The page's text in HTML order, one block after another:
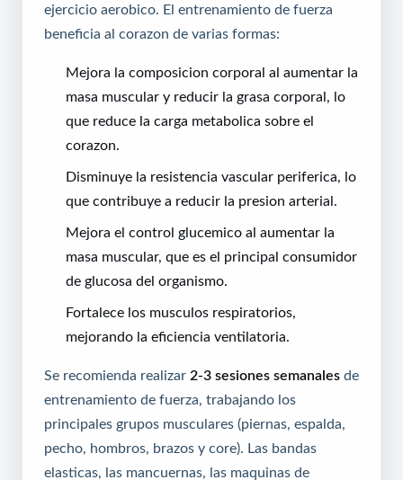
ejercicio aerobico. El entrenamiento de fuerza
beneficia al corazon de varias formas:
Mejora la composicion corporal al aumentar la
masa muscular y reducir la grasa corporal, lo
que reduce la carga metabolica sobre el
corazon.
Disminuye la resistencia vascular periferica, lo
que contribuye a reducir la presion arterial.
Mejora el control glucemico al aumentar la
masa muscular, que es el principal consumidor
de glucosa del organismo.
Fortalece los musculos respiratorios,
mejorando la eficiencia ventilatoria.
Se recomienda realizar 2-3 sesiones semanales de
entrenamiento de fuerza, trabajando los
principales grupos musculares (piernas, espalda,
pecho, hombros, brazos y core). Las bandas
elasticas, las mancuernas, las maquinas de